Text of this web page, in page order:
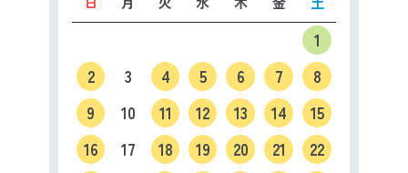
1
2
3 4 5 6 7
8
9
10 11 12 13 14
15
16
17 18 19 20 21
22